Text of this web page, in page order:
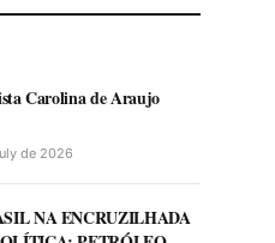
Carolina de Araujo
de 2026
NA ENCRUZILHADA